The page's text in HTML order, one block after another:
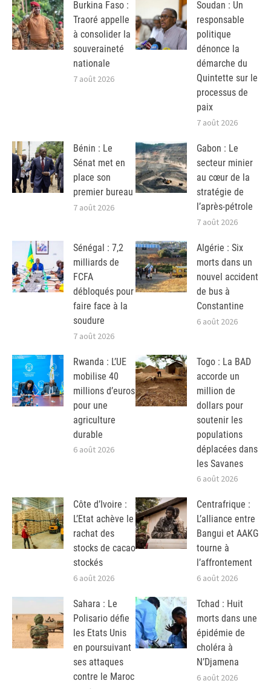
Burkina Faso :
Traoré appelle
à consolider la
souveraineté
nationale
7 août 2026
Soudan : Un
responsable
politique
dénonce la
démarche du
Quintette sur le
processus de
paix
7 août 2026
Bénin : Le
Sénat met en
place son
premier bureau
7 août 2026
Gabon : Le
secteur minier
au cœur de la
stratégie de
l’après-pétrole
7 août 2026
Sénégal : 7,2
milliards de
FCFA
débloqués pour
faire face à la
soudure
7 août 2026
Algérie : Six
morts dans un
nouvel accident
de bus à
Constantine
6 août 2026
Rwanda : L’UE
mobilise 40
millions d’euros
pour une
agriculture
durable
6 août 2026
Togo : La BAD
accorde un
million de
dollars pour
soutenir les
populations
déplacées dans
les Savanes
6 août 2026
Côte d’Ivoire :
L’Etat achève le
rachat des
stocks de cacao
stockés
6 août 2026
Centrafrique :
L’alliance entre
Bangui et AAKG
tourne à
l’affrontement
6 août 2026
Sahara : Le
Polisario défie
les Etats Unis
en poursuivant
ses attaques
contre le Maroc
Tchad : Huit
morts dans une
épidémie de
choléra à
N’Djamena
6 août 2026